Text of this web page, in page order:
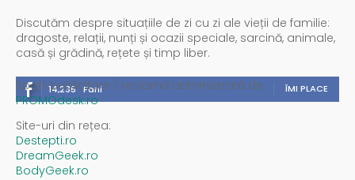
Discutăm despre situațiile de zi cu zi ale vieții de familie:
dragoste, relații, nunți și ocazii speciale, sarcină, animale,
casă și grădină, rețete și timp liber.
14,235 Fani ÎMI PLACE
Spații publicitare / reclamă administrată de
PROMOdesk.ro
Site-uri din rețea:
Destepti.ro
DreamGeek.ro
BodyGeek.ro